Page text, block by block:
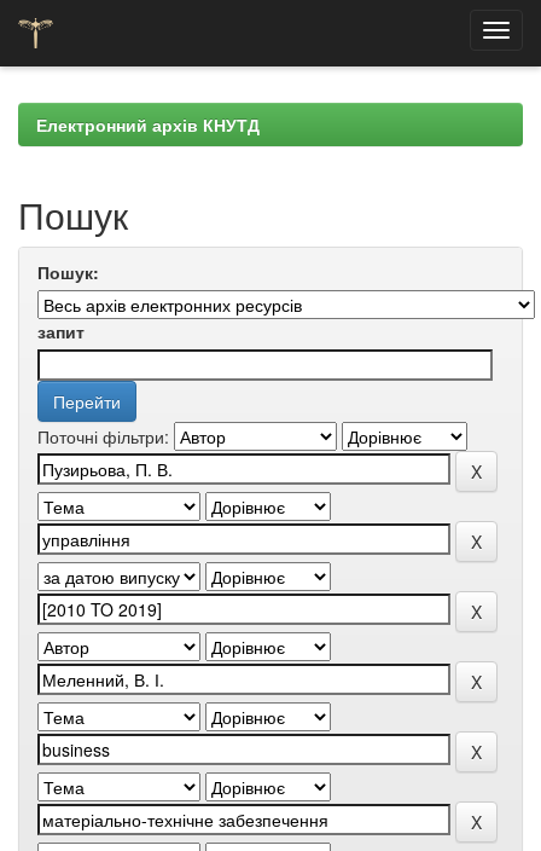
navigationЕлектронний архів КНУТД
Пошук
Пошук:
запит
Поточні фільтри: